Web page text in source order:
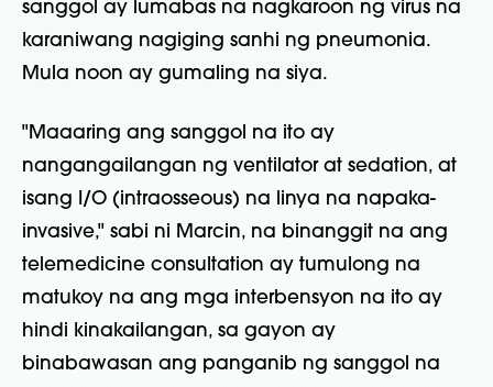
sanggol ay lumabas na nagkaroon ng virus na
karaniwang nagiging sanhi ng pneumonia.
Mula noon ay gumaling na siya.
"Maaaring ang sanggol na ito ay
nangangailangan ng ventilator at sedation, at
isang I/O (intraosseous) na linya na napaka-
invasive," sabi ni Marcin, na binanggit na ang
telemedicine consultation ay tumulong na
matukoy na ang mga interbensyon na ito ay
hindi kinakailangan, sa gayon ay
binabawasan ang panganib ng sanggol na